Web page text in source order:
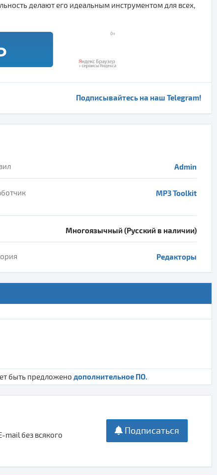
делают его идеальным инструментом для всех,
Подписывайтесь на наш Telegram!
Admin
MP3 Toolkit
Многоязычный (Русский в наличии)
Редакторы
быть предложено дополнительное ПО.
mail без всякого
Подписаться